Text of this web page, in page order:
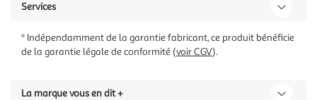
Services
* Indépendamment de la garantie fabricant, ce produit bénéficie
de la garantie légale de conformité (voir CGV).
La marque vous en dit +